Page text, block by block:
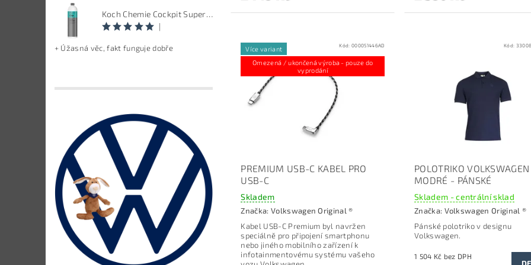
Koch Chemie Cockpit Super Pflege - ošetření vnitřních plastů, objem: 1 L
|
+ Úžasná věc, fakt funguje dobře
Více variant
Omezená / ukončená výroba - pouze do
vyprodání
Kód: 000051446AD
PREMIUM USB-C KABEL PRO
USB-C
Skladem
Značka: Volkswagen Original ®
Kabel USB-C Premium byl navržen
speciálně pro připojení smartphonu
nebo jiného mobilního zařízení k
infotainmentovému systému vašeho
Kód:
POLOTRIKO VOLKSWAGEN
MODRÉ - PÁNSKÉ
Skladem - centrální sklad
Značka: Volkswagen Original ®
Pánské polotriko v designu
Volkswagen.
1 504 Kč bez DPH